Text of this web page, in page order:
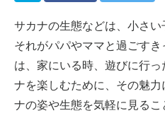
サカナの生態などは、小さい
それがパパやママと過ごす
は、家にいる時、遊びに行
ナを楽しむために、その魅
ナの姿や生態を気軽に見る